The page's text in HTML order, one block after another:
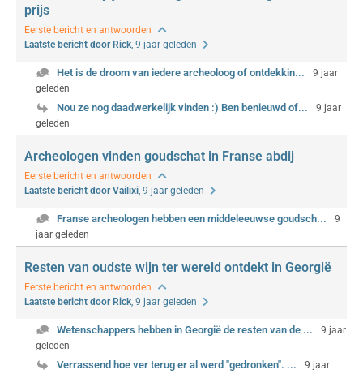
prijs
Eerste bericht en antwoorden
Laatste bericht door Rick, 9 jaar geleden
Het is de droom van iedere archeoloog of ontdekkin...
9 jaar
geleden
Nou ze nog daadwerkelijk vinden :) Ben benieuwd of...
9 jaar
geleden
Archeologen vinden goudschat in Franse abdij
Eerste bericht en antwoorden
Laatste bericht door Vailixi, 9 jaar geleden
Franse archeologen hebben een middeleeuwse goudsch...
9
jaar geleden
Resten van oudste wijn ter wereld ontdekt in Georgië
Eerste bericht en antwoorden
Laatste bericht door Rick, 9 jaar geleden
Wetenschappers hebben in Georgië de resten van de ...
9 jaar
geleden
Verrassend hoe ver terug er al werd "gedronken". ...
9 jaar